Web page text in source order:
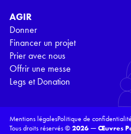
AGIR
Donner
Financer un projet
Prier avec nous
Offrir une messe
Legs et Donation
Mentions légalesPolitique de
Tous droits réservés ©2026 — Œuvres